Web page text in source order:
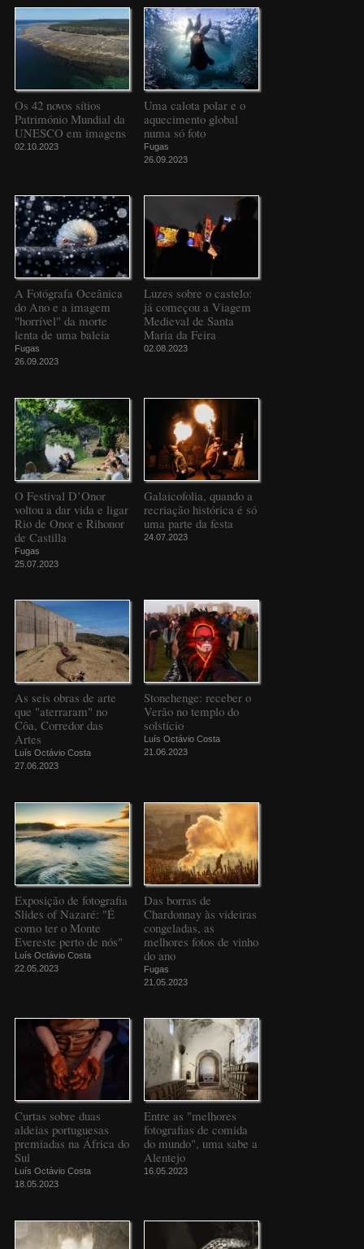
Os 42 novos sítios
Património Mundial da
UNESCO em imagens
02.10.2023
Uma calota polar e o
aquecimento global
numa só foto
Fugas
26.09.2023
A Fotógrafa Oceânica
do Ano e a imagem
"horrível" da morte
lenta de uma baleia
Fugas
26.09.2023
Luzes sobre o castelo:
já começou a Viagem
Medieval de Santa
Maria da Feira
02.08.2023
O Festival D’Onor
voltou a dar vida e ligar
Rio de Onor e Rihonor
de Castilla
Fugas
25.07.2023
Galaicofolia, quando a
recriação histórica é só
uma parte da festa
24.07.2023
As seis obras de arte
que "aterraram" no
Côa, Corredor das
Artes
Luís Octávio Costa
27.06.2023
Stonehenge: receber o
Verão no templo do
solstício
Luís Octávio Costa
21.06.2023
Exposição de fotografia
Slides of Nazaré: "É
como ter o Monte
Evereste perto de nós"
Luís Octávio Costa
22.05.2023
Das borras de
Chardonnay às videiras
congeladas, as
melhores fotos de vinho
do ano
Fugas
21.05.2023
Curtas sobre duas
aldeias portuguesas
premiadas na África do
Sul
Luís Octávio Costa
18.05.2023
Entre as "melhores
fotografias de comida
do mundo", uma sabe a
Alentejo
16.05.2023